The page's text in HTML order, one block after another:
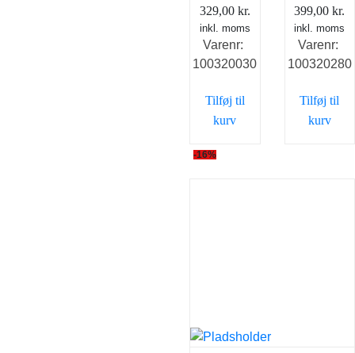
329,00 kr.
inkl. moms
Varenr:
100320030
Tilføj til
kurv
399,00kr.
inkl. moms
Varenr:
100320280
Tilføj til
kurv
-16%